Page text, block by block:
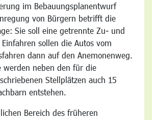
im Bebauungsplanentwurf
von Bürgern betrifft die
Sie soll eine getrennte Zu- und
sollen die Autos vom
dann auf den Anemonenweg.
werden neben den für die
Stellplätzen auch 15
entstehen.
Bereich des früheren